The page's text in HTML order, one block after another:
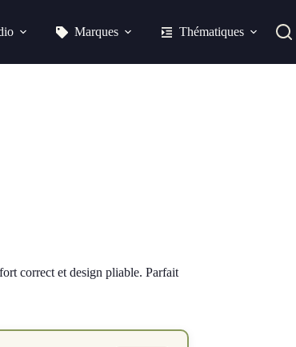
Marques Thématiques
correct et design pliable. Parfait